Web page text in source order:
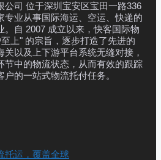
公司 位于深圳宝安区宝田一路336
专业从事国际海运、空运、快递的
。自 2007 成立以来，快客国际物
上" 的宗旨，逐步打造了先进的
以及上下游平台系统无缝对接，
节中的物流状态，从而有效的跟踪
的一站式物流托付任务。
托运，覆盖全球